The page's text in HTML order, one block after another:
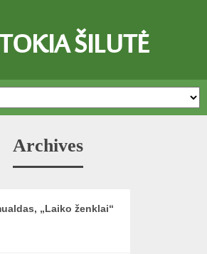
ŠILUTĖ
Archives
„Laiko ženklai“